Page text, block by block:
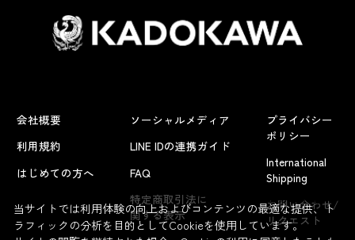
よくあるお問い合わせ
会社概要
利用規約
はじめての方へ
ソーシャルメディア
LINE IDの連携ガイド
FAQ
特定商取引法に
関する表示
プライバシー
ポリシー
International
Shipping
お問い合わせ/
リクエスト
当サイトでは利用体験の向上およびコンテンツの最適な提供、ト
ラフィックの分析を目的としてCookieを使用しています。